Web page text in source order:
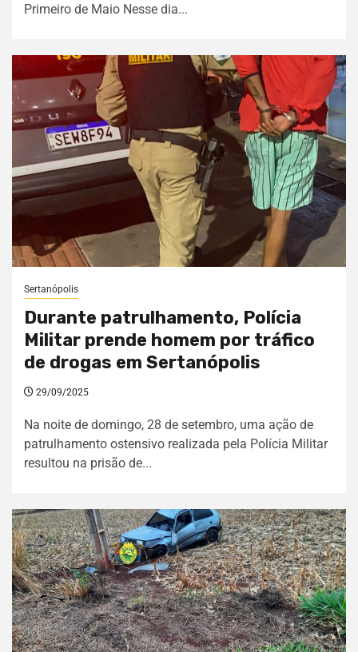
Primeiro de Maio Nesse dia...
Sertanópolis
Durante patrulhamento, Polícia
Militar prende homem por tráfico
de drogas em Sertanópolis
29/09/2025
Na noite de domingo, 28 de setembro, uma ação de
patrulhamento ostensivo realizada pela Polícia Militar
resultou na prisão de...